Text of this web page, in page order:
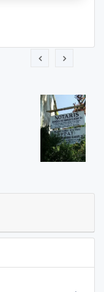
Kantor Notaris dan
Ivo Marius, SH"
Bumirejo, Mungkid,
Magelang